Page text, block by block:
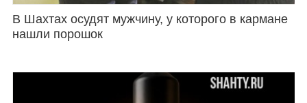
В Шахтах осудят мужчину, у которого в кармане
нашли порошок